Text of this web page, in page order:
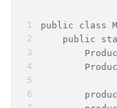
public class
public